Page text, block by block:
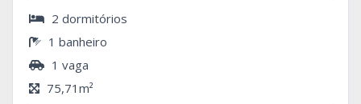
2 dormitórios
1 banheiro
1 vaga
75,71m²